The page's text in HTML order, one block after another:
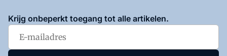
enPrivacy en Cookie beleid|Privacy instellingen
Krijg onbeperkt toegang tot alle artikelen.